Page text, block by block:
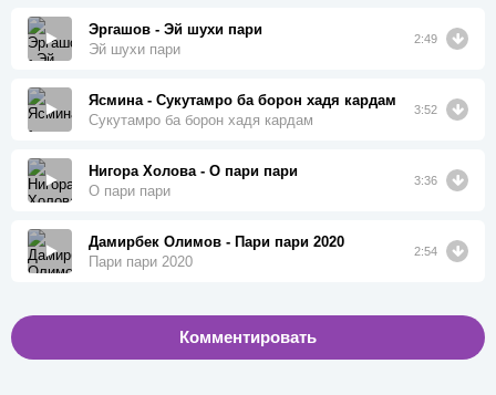
Эргашов - Эй шухи пари
Эй шухи пари
2:49
Ясмина - Сукутамро ба борон хадя кардам
Сукутамро ба борон хадя кардам
3:52
Нигора Холова - О пари пари
О пари пари
3:36
Дамирбек Олимов - Пари пари 2020
Пари пари 2020
2:54
Комментировать